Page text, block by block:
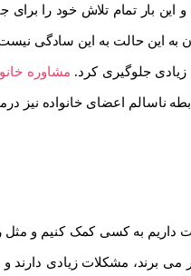
و این بار تمام تلاش خود را
به این حالت به این سادگی
زیادی جلوگیری کرد. مشاوره
ناسالم اعضای خانواده نیز
به کسی کمک کنیم و مثل
برند، مشکلات زیادی دارند